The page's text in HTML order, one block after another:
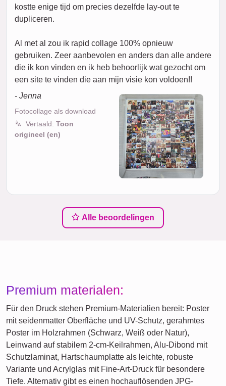
kostte enige tijd om precies dezelfde lay-out te
dupliceren.
Al met al zou ik rapid collage 100% opnieuw
gebruiken. Zeer aanbevolen en anders dan alle andere
die ik kon vinden en ik heb behoorlijk wat gezocht om
een site te vinden die aan mijn visie kon voldoen!!
- Jenna
Fotocollage als download
Vertaald: Toon
origineel (en)
Alle beoordelingen
Premium materialen:
Für den Druck stehen Premium-Materialien bereit: Poster
mit seidenmatter Oberfläche und UV-Schutz, gerahmtes
Poster im Holzrahmen (Schwarz, Weiß oder Natur),
Leinwand auf stabilem 2-cm-Keilrahmen, Alu-Dibond mit
Schutzlaminat, Hartschaumplatte als leichte, robuste
Variante und Acrylglas mit Fine-Art-Druck für besondere
Tiefe. Alternativ gibt es einen hochauflösenden JPG-